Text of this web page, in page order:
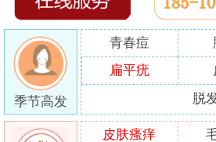
季节高发
青春痘
扁平疣
脱
皮肤瘙痒